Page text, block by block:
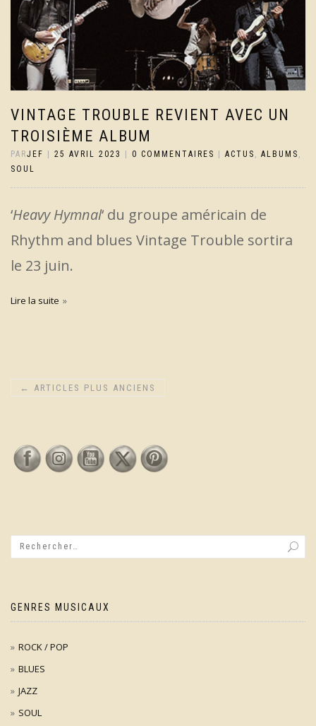
VINTAGE TROUBLE REVIENT AVEC UN
TROISIÈME ALBUM
PARJEF | 25 AVRIL 2023 | 0 COMMENTAIRES | ACTUS ALBUMS
SOUL
‘Heavy Hymnal‘ du groupe américain de
Rhythm and blues Vintage Trouble sortira
le 23 juin.
Lire la suite
← ARTICLES PLUS ANCIENS
GENRES MUSICAUX
ROCK / POP
BLUES
JAZZ
SOUL